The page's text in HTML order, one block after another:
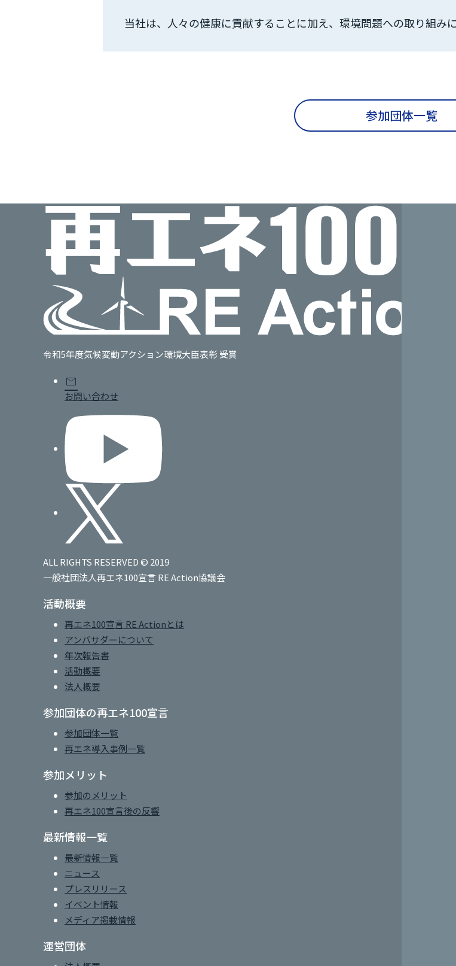
当社は、人々の健康に貢献することに加え、環境問題への取り組み
参加団体一覧
令和5年度気候変動アクション環境大臣表彰 受賞
mail
お問い合わせ
ALL RIGHTS RESERVED © 2019
一般社団法人再エネ100宣言 RE Action協議会
活動概要
再エネ100宣言 RE Actionとは
アンバサダーについて
年次報告書
活動概要
法人概要
参加団体の再エネ100宣言
参加団体一覧
再エネ導入事例一覧
参加メリット
参加のメリット
再エネ100宣言後の反響
最新情報一覧
最新情報一覧
ニュース
プレスリリース
イベント情報
メディア掲載情報
運営団体